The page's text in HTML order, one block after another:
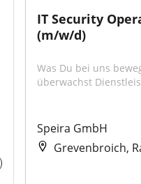
IT Security
(m/w/d)
Was Du bei uns
überwachst
Speira GmbH
Grevenbroich,